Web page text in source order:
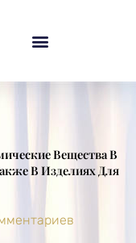
Вещества В
В Изделиях Для